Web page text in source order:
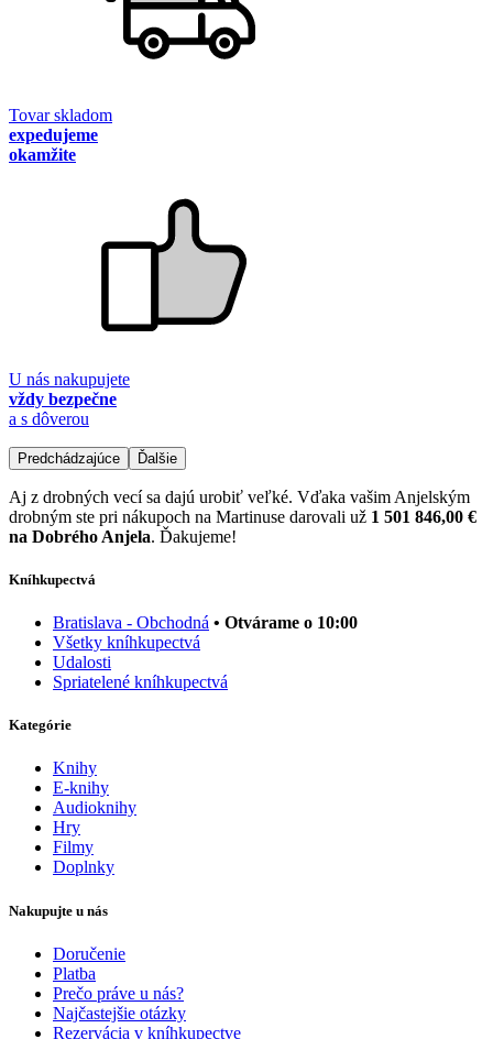
Tovar skladom
expedujeme
okamžite
U nás nakupujete
vždy bezpečne
a s dôverou
Predchádzajúce Ďalšie
Aj z drobných vecí sa dajú urobiť veľké. Vďaka vašim Anjelským
drobným ste pri nákupoch na Martinuse darovali už 1 501 846,00 €
na Dobrého Anjela. Ďakujeme!
Kníhkupectvá
Bratislava - Obchodná • Otvárame o 10:00
Všetky kníhkupectvá
Udalosti
Spriatelené kníhkupectvá
Kategórie
Knihy
E-knihy
Audioknihy
Hry
Filmy
Doplnky
Nakupujte u nás
Doručenie
Platba
Prečo práve u nás?
Najčastejšie otázky
Rezervácia v kníhkupectve